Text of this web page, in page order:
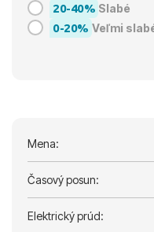
20-40% Slabé
0-20% Veľmi
Mena:
Časový posun:
Elektrický prúd: